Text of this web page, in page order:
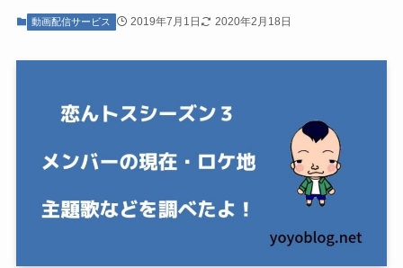
動画配信サービス 2019年7月1日 2020年2月18日